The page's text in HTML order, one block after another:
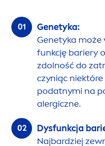
Genetyka:
Genetyka może
funkcję bariery
zdolność do
czyniąc
podatnymi na
alergiczne.
Dysfunkcja
Najbardziej